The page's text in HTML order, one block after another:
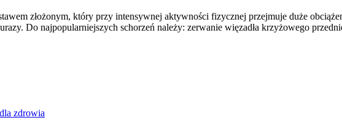
złożonym, który przy intensywnej aktywności fizycznej przejmuje duże
Do najpopularniejszych schorzeń należy: zerwanie więzadła krzyżowego
zdrowia